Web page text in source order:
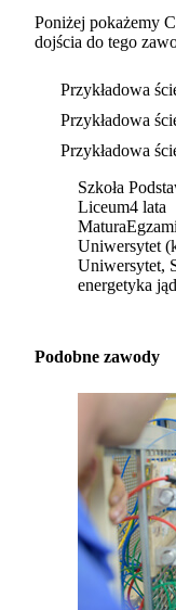
Poniżej pokażemy
dojścia do tego
Przykładowa
Przykładowa
Przykładowa
Szkoła
Liceum4 lata
Matura
Uniwersytet
Uniwersytet,
energetyka
Podobne zawody